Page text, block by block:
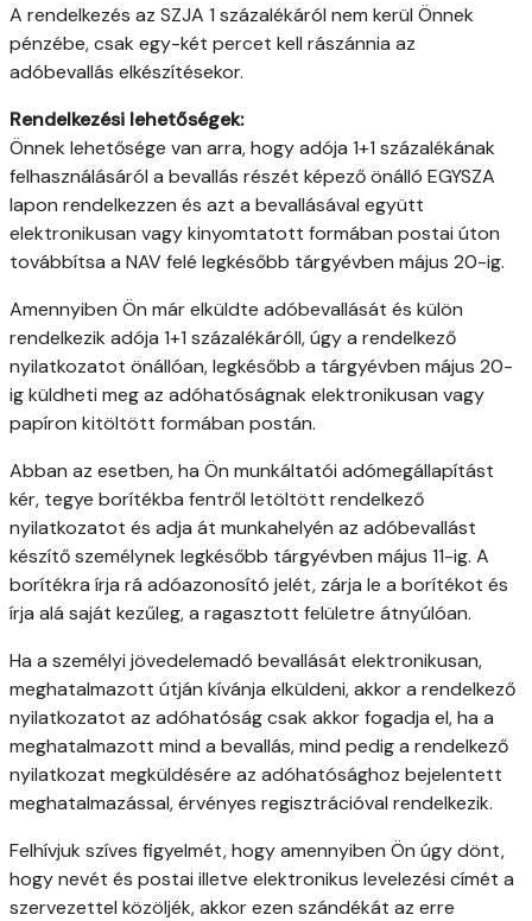
A rendelkezés az SZJA 1 százalékáról nem kerül Önnek
pénzébe, csak egy-két percet kell rászánnia az
adóbevallás elkészítésekor.
Rendelkezési lehetőségek:
Önnek lehetősége van arra, hogy adója 1+1 százalékának
felhasználásáról a bevallás részét képező önálló EGYSZA
lapon rendelkezzen és azt a bevallásával együtt
elektronikusan vagy kinyomtatott formában postai úton
továbbítsa a NAV felé legkésőbb tárgyévben május 20-ig.
Amennyiben Ön már elküldte adóbevallását és külön
rendelkezik adója 1+1 százalékáróll, úgy a rendelkező
nyilatkozatot önállóan, legkésőbb a tárgyévben május 20-
ig küldheti meg az adóhatóságnak elektronikusan vagy
papíron kitöltött formában postán.
Abban az esetben, ha Ön munkáltatói adómegállapítást
kér, tegye borítékba fentről letöltött rendelkező
nyilatkozatot és adja át munkahelyén az adóbevallást
készítő személynek legkésőbb tárgyévben május 11-ig. A
borítékra írja rá adóazonosító jelét, zárja le a borítékot és
írja alá saját kezűleg, a ragasztott felületre átnyúlóan.
Ha a személyi jövedelemadó bevallását elektronikusan,
meghatalmazott útján kívánja elküldeni, akkor a rendelkező
nyilatkozatot az adóhatóság csak akkor fogadja el, ha a
meghatalmazott mind a bevallás, mind pedig a rendelkező
nyilatkozat megküldésére az adóhatósághoz bejelentett
meghatalmazással, érvényes regisztrációval rendelkezik.
Felhívjuk szíves figyelmét, hogy amennyiben Ön úgy dönt,
hogy nevét és postai illetve elektronikus levelezési címét a
szervezettel közöljék, akkor ezen szándékát az erre